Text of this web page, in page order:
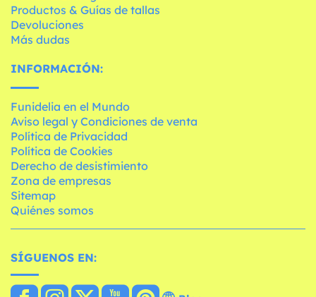
Productos & Guías de tallas
Devoluciones
Más dudas
INFORMACIÓN:
Funidelia en el Mundo
Aviso legal y Condiciones de venta
Política de Privacidad
Política de Cookies
Derecho de desistimiento
Zona de empresas
Sitemap
Quiénes somos
SÍGUENOS EN: